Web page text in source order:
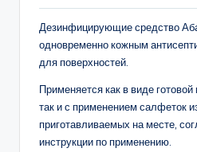
Дезинфицирующие средство
одновременно кожным
для поверхностей.
Применяется как в виде
так и с применением салфеток
приготавливаемых на месте,
инструкции по применению.